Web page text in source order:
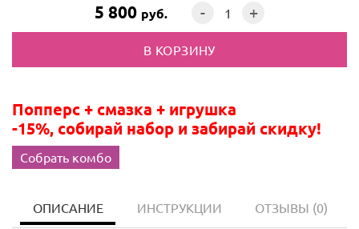
5 800 руб. - +
Попперс + смазка + игрушка
-15%, собирай набор и забирай скидку!
Собрать комбо
ОПИСАНИЕ ИНСТРУКЦИИ ОТЗЫВЫ (0)